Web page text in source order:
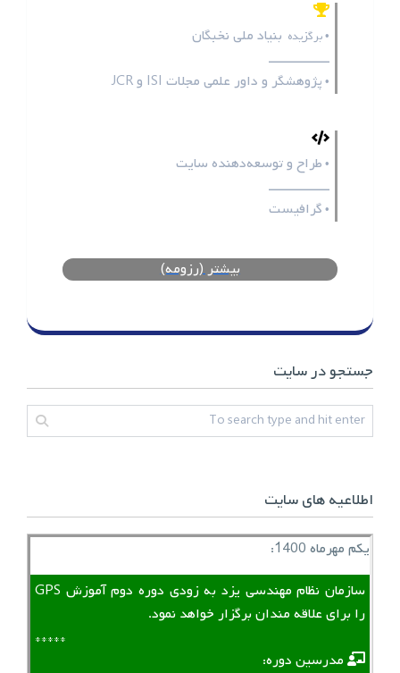
• برگزیده بنیاد ملی نخبگان
ـــــــــــــــــ
• پژوهشگر و داور علمی مجلات ISI وJCR
• طراح و توسعه‌دهنده سایت
ـــــــــــــــــ
• گرافیست
بیشتر (رزومه)
جستجو در سایت
اطلاعیه های سایت
یکم مهرماه 1400:
سازمان نظام مهندسی یزد به زودی دوره دوم آموزش GPS
را برای علاقه مندان برگزار خواهد نمود.
*****
‌ ‌ مدرسین دوره: